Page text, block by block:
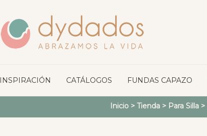
INSPIRACIÓN CATÁLOGOS FUNDAS CAPAZO
Inicio> Tienda> Para Silla>